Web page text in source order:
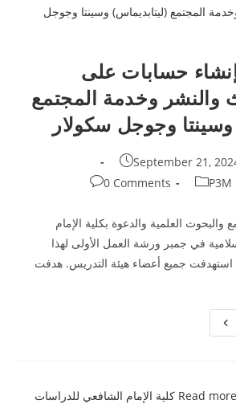
حسابات على
والنشر وخدمة المجتمع
وجوجل سكولار
September 21,
P3M
Post
0 Comments
العلمية والدعوة بكلية الإمام
في جمبر ورشة العمل الأولى لهذا
استهدفت جميع أعضاء هيئة التدريس. هدفت